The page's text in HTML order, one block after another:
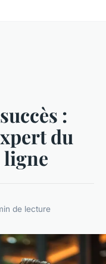
:
du
ligne
de lecture